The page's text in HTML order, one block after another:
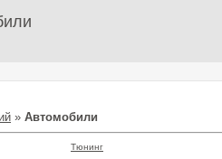
» Автомобили
Тюнинг